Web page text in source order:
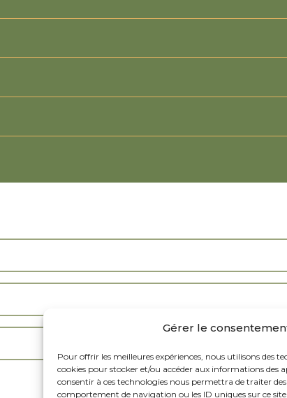
Gérer le
Pour offrir les meilleures expériences, nous utilisons des
cookies pour stocker et/ou accéder aux informations des
consentir à ces technologies nous permettra de traiter des
comportement de navigation ou les ID uniques sur ce